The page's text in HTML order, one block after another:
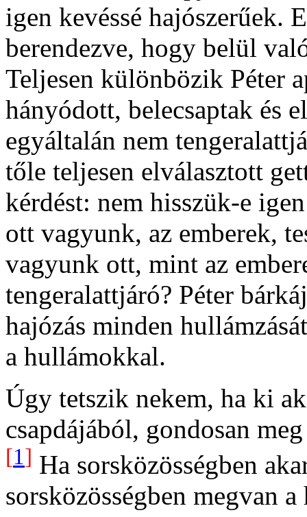
igen kevéssé hajószerűek.
berendezve, hogy belül
Teljesen különbözik Péter
hányódott, belecsaptak és
egyáltalán nem
tőle teljesen elválasztott
kérdést: nem hisszük-e
ott vagyunk, az emberek,
vagyunk ott, mint az
tengeralattjáró? Péter
hajózás minden
a hullámokkal.
Úgy tetszik nekem, ha ki
csapdájából, gondosan
[1] Ha sorsközösségben
sorsközösségben megvan